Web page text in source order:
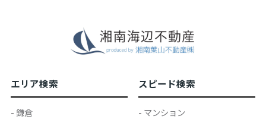
エリア検索
- 鎌倉
スピード検索
- マンション